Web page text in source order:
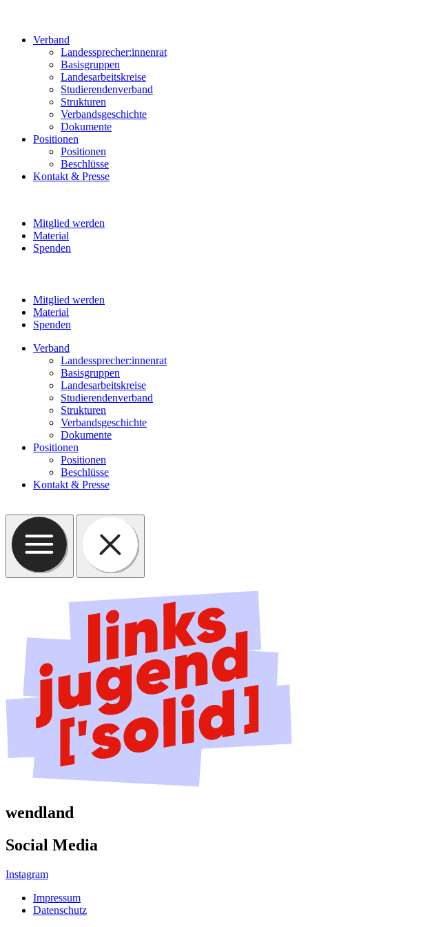
Verband
Landessprecher:innenrat
Basisgruppen
Landesarbeitskreise
Studierendenverband
Strukturen
Verbandsgeschichte
Dokumente
Positionen
Positionen
Beschlüsse
Kontakt & Presse
Mitglied werden
Material
Spenden
Mitglied werden
Material
Spenden
Verband
Landessprecher:innenrat
Basisgruppen
Landesarbeitskreise
Studierendenverband
Strukturen
Verbandsgeschichte
Dokumente
Positionen
Positionen
Beschlüsse
Kontakt & Presse
wendland
Social Media
Instagram
Impressum
Datenschutz